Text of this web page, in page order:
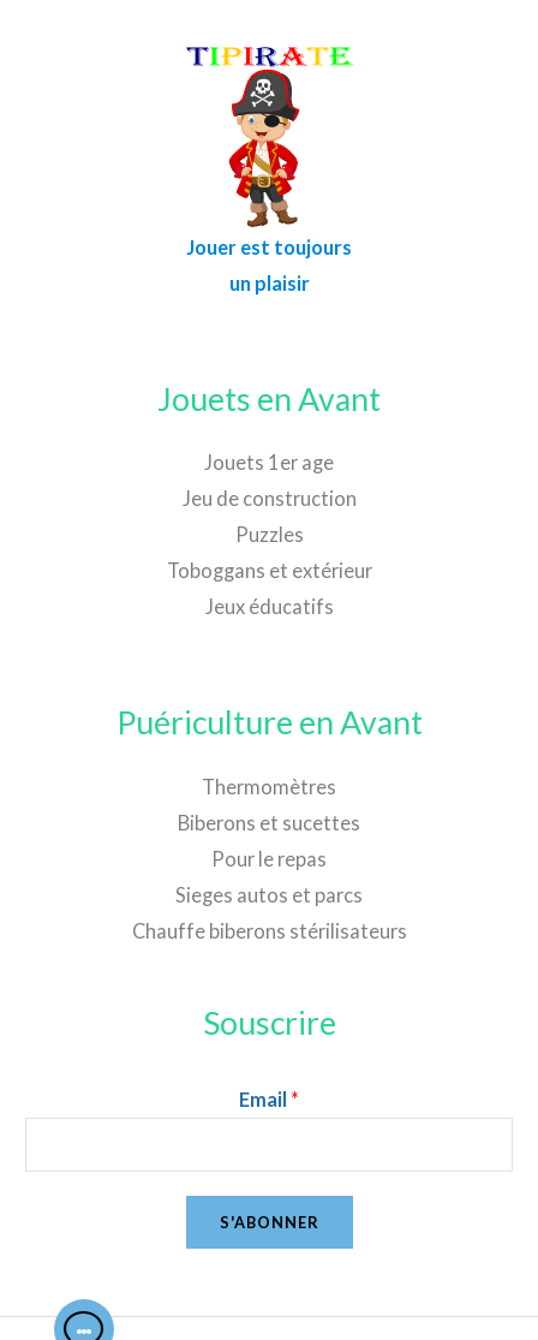
Jouer est toujours
un plaisir
Jouets en Avant
Jouets 1er age
Jeu de construction
Puzzles
Toboggans et extérieur
Jeux éducatifs
Puériculture en Avant
Thermomètres
Biberons et sucettes
Pour le repas
Sieges autos et parcs
Chauffe biberons stérilisateurs
Souscrire
Email *
S'ABONNER